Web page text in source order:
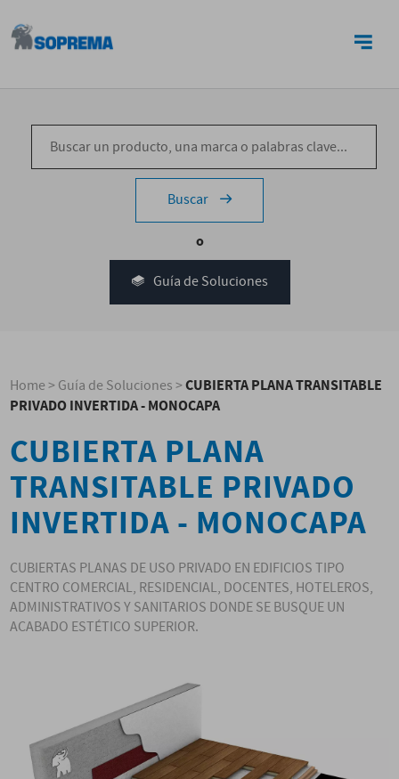
Buscar
o
Guía de Soluciones
Home>Guía de Soluciones>CUBIERTA PLANA TRANSITABLE
PRIVADO INVERTIDA - MONOCAPA
CUBIERTA PLANA
TRANSITABLE PRIVADO
INVERTIDA - MONOCAPA
CUBIERTAS PLANAS DE USO PRIVADO EN EDIFICIOS TIPO
CENTRO COMERCIAL, RESIDENCIAL, DOCENTES, HOTELEROS,
ADMINISTRATIVOS Y SANITARIOS DONDE SE BUSQUE UN
ACABADO ESTÉTICO SUPERIOR.